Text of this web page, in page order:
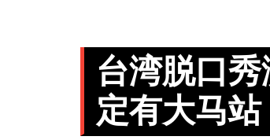
台湾脱口
定有大马站